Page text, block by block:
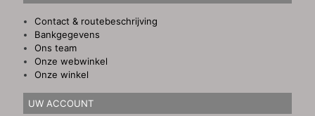
Contact & routebeschrijving
Bankgegevens
Ons team
Onze webwinkel
Onze winkel
UW ACCOUNT